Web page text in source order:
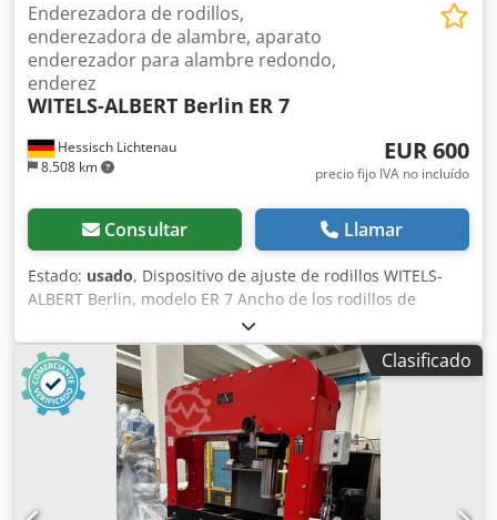
Hessisch Lichtenau
8.508 km
Enderezadora de rodillos,
enderezadora de alambre, aparato
enderezador para alambre redondo,
enderez
WITELS-ALBERT Berlin ER 7
EUR 600
precio fijo IVA no incluído
Consultar Llamar
Estado: usado, Dispositivo de ajuste de rodillos WITELS-
ALBERT Berlin, modelo ER 7 Ancho de los rodillos de
ajuste: 30 mm Diámetro de los rodillos de ajuste: 30 mm
Dcodpjzczvdefx Adqjk Sección transversal de la banda:
aproximadamente 1,5 x 10 mm o 0,5 x 25 mm - Ajuste
individual para los 3 rodillos de ajuste superiores
mediante tuerca alada y contratuerca - Cierre rápido
mediante palanca excéntrica para los 4 rodillos de ajuste
inferiores - 2 unidades de rodillos preformadores de
ajuste Ø 32 x 13 mm, montados con una rotación de 90° -
Para el ajuste de bandas de acero; se utilizó por última vez
Clasificado